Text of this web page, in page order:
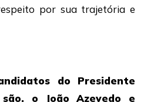
por sua trajetória e
do Presidente
o João Azevedo e